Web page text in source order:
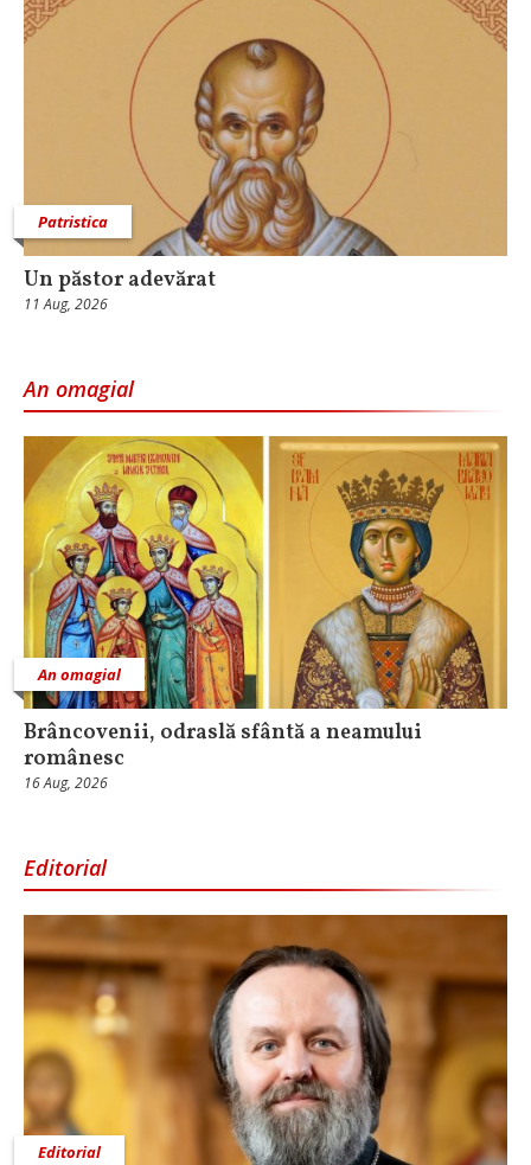
Patristica
Un păstor adevărat
11 Aug, 2026
An omagial
An omagial
Brâncovenii, odraslă sfântă a neamului
românesc
16 Aug, 2026
Editorial
Editorial